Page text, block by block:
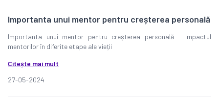
Importanta unui mentor pentru creșterea personală
Importanta unui mentor pentru creșterea personală - Impactul
mentorilor în diferite etape ale vieții
Citește mai mult
27-05-2024